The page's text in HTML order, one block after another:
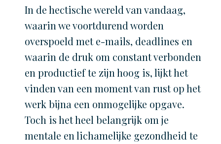
In de hectische wereld van vandaag,
waarin we voortdurend worden
overspoeld met e-mails, deadlines en
waarin de druk om constant verbonden
en productief te zijn hoog is, lijkt het
vinden van een moment van rust op het
werk bijna een onmogelijke opgave.
Toch is het heel belangrijk om je
mentale en lichamelijke gezondheid te